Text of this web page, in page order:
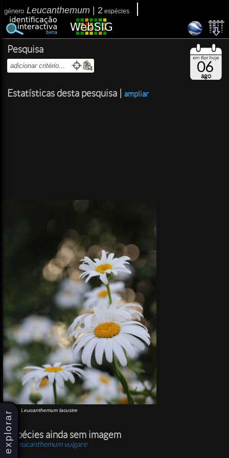
explorar
género Leucanthemum 2 espécies
Pesquisa
Estatísticas desta pesquisa | ampliar
06
ago
Leucanthemum lacustre
Espécies ainda sem imagem
Leucanthemum vulgare